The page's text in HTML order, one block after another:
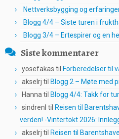
Nettverksbygging og
Blogg 4/4 – Siste turen i
Blogg 3/4 – Ertespirer og en
Siste kommentarer
yosefakas til Forberedelser til
akselrj til Blogg 2 – Møte med
Hanna til Blogg 4/4: Takk for
sindrenl til Reisen til
verden! -Vintertokt 2026:
akselrj til Reisen til